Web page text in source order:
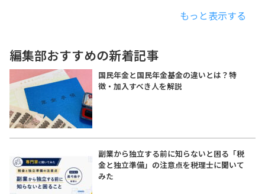
もっと表示する
編集部おすすめの新着記事
国民年金と国民年金基金の違いとは？特
徴・加入すべき人を解説
副業から独立する前に知らないと困る「税
金と独立準備」の注意点を税理士に聞いて
みた